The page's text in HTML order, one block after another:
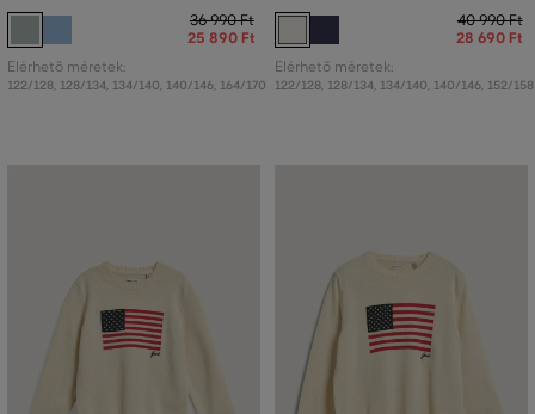
36 990 Ft
25 890 Ft
Elérhető méretek:
122/128, 128/134 134/140 140/146, 164/170
40 990 Ft
28 690 Ft
Elérhető méretek:
122/128, 128/134 134/140 140/146, 152/158